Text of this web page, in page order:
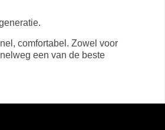
comfortabel. Zowel voor
een van de beste